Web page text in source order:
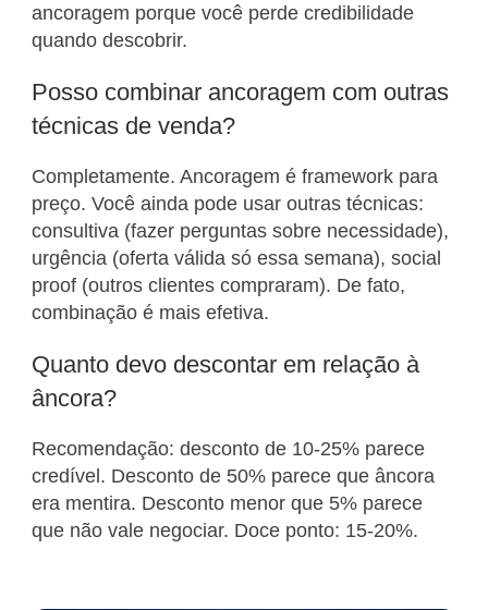
ancoragem porque você perde credibilidade
quando descobrir.
Posso combinar ancoragem com outras
técnicas de venda?
Completamente. Ancoragem é framework para
preço. Você ainda pode usar outras técnicas:
consultiva (fazer perguntas sobre necessidade),
urgência (oferta válida só essa semana), social
proof (outros clientes compraram). De fato,
combinação é mais efetiva.
Quanto devo descontar em relação à
âncora?
Recomendação: desconto de 10-25% parece
credível. Desconto de 50% parece que âncora
era mentira. Desconto menor que 5% parece
que não vale negociar. Doce ponto: 15-20%.